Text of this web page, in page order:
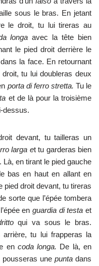
sous le bras. En jetant
le droit, tu lui tireras au
longaavec la tête bien
le pied droit derrière le
dans la face. En retournant
tu lui doubleras deux
porta di ferro stretta. Tu le
et de là pour la troisième
dessus.
devant, tu tailleras un
larga et tu garderas bien
en tirant le pied gauche
bas en haut en allant en
pied droit devant, tu tireras
sorte que l’épée tombera
enguardia di testa et
qui va sous le bras.
tu lui frapperas la
en coda longa. De là, en
une punta dans